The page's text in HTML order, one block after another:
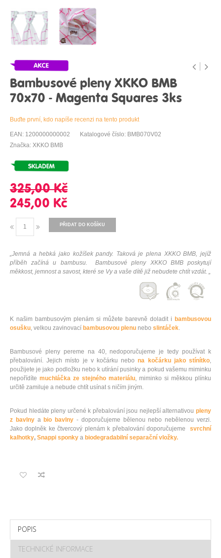
Bambusové pleny XKKO BMB
70x70 - Magenta Squares 3ks
Buďte první, kdo napíše recenzi na tento produkt
EAN: 1200000000002
Katalogové číslo: BMB070V02
Značka: XKKO BMB
325,00 Kč
245,00 Kč
PŘIDAT DO KOŠÍKU
„Jemná a hebká jako kožíšek pandy. Taková je plena XKKO BMB, jejíž
příběh začíná u bambusu. Bambusové pleny XKKO BMB poskytují
měkkost, jemnost a savost, které se Vy a vaše dítě již nebudete chtít vzdát. „
K našim bambusovým plenám si můžete barevně doladit i bambusovou
osušku, velkou zavinovací bambusovou plenu nebo slintáček.
Bambusové pleny pereme na 40, nedoporučujeme je tedy používat k
přebalování. Jejich místo je v kočárku nebona kočárku jako stínítko,
použijete je jako podložku nebo k utírání pusinky a pokud vašemu miminku
nepořídíte muchláčka ze stejného materiálu, miminko si měkkou plínku
určitě zamiluje a nebude chtít usínat s ničím jiným.
Pokud hledáte pleny určené k přebalování jsou nejlepší alternativou pleny
z bavlnya bio bavlny - doporučujeme bělenou nebo nebělenou verzi.
Jako doplněk ke čtvercový plenám k přebalování doporučujeme svrchní
kalhotky, Snappi sponky a biodegradabilní separační vložky.
POPIS
TECHNICKÉ INFORMACE